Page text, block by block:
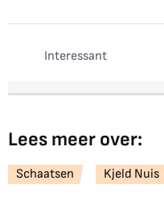
Interessant
Lees meer over:
Schaatsen Kjeld Nuis